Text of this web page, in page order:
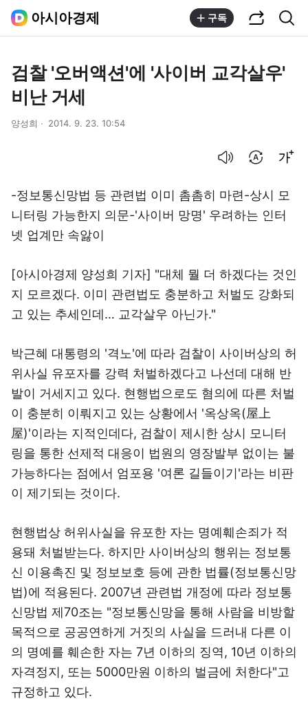
아시아경제 구독
검찰 '오버액션'에 '사이버 교각살우'
비난 거세
양성희 2014. 9. 23. 10:54
-정보통신망법 등 관련법 이미 촘촘히 마련-상시 모
니터링 가능한지 의문-'사이버 망명' 우려하는 인터
넷 업계만 속앓이
[아시아경제 양성희 기자] "대체 뭘 더 하겠다는 것인
지 모르겠다. 이미 관련법도 충분하고 처벌도 강화되
고 있는 추세인데… 교각살우 아닌가."
박근혜 대통령의 '격노'에 따라 검찰이 사이버상의 허
위사실 유포자를 강력 처벌하겠다고 나선데 대해 반
발이 거세지고 있다. 현행법으로도 혐의에 따른 처벌
이 충분히 이뤄지고 있는 상황에서 '옥상옥(屋上
屋)'이라는 지적인데다, 검찰이 제시한 상시 모니터
링을 통한 선제적 대응이 법원의 영장발부 없이는 불
가능하다는 점에서 엄포용 '여론 길들이기'라는 비판
이 제기되는 것이다.
현행법상 허위사실을 유포한 자는 명예훼손죄가 적
용돼 처벌받는다. 하지만 사이버상의 행위는 정보통
신 이용촉진 및 정보보호 등에 관한 법률(정보통신망
법)에 적용된다. 2007년 관련법 개정에 따라 정보통
신망법 제70조는 "정보통신망을 통해 사람을 비방할
목적으로 공공연하게 거짓의 사실을 드러내 다른 이
의 명예를 훼손한 자는 7년 이하의 징역, 10년 이하의
자격정지, 또는 5000만원 이하의 벌금에 처한다"고
규정하고 있다.